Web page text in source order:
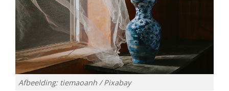
Afbeelding: tiemaoanh / Pixabay